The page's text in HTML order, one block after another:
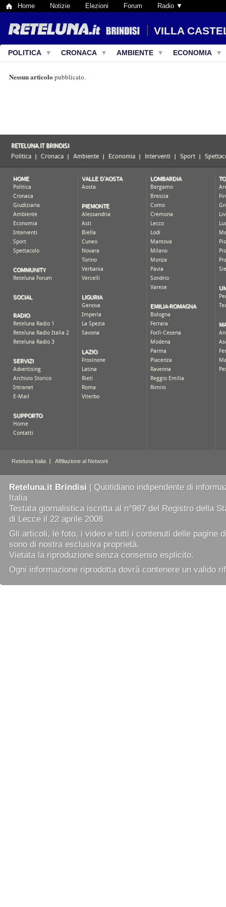
Home Notizie Elezioni Forum Radio ▼
VILLA
POLITICA CRONACA AMBIENTE ECONOMIA
Nessun articolo pubblicato.
Reteluna.it Brindisi | Quotidiano indipendente di
Italia
Testata giornalistica iscritta al n°987 del Registro della
di Lecce il 22 aprile 2008
Gli articoli, le foto, i video e tutti i contenuti delle pagine
sono di nostra esclusiva proprietà.
Vietata la riproduzione senza consenso esplicito.
Ogni informazione riprodotta dovrà contenere un valido